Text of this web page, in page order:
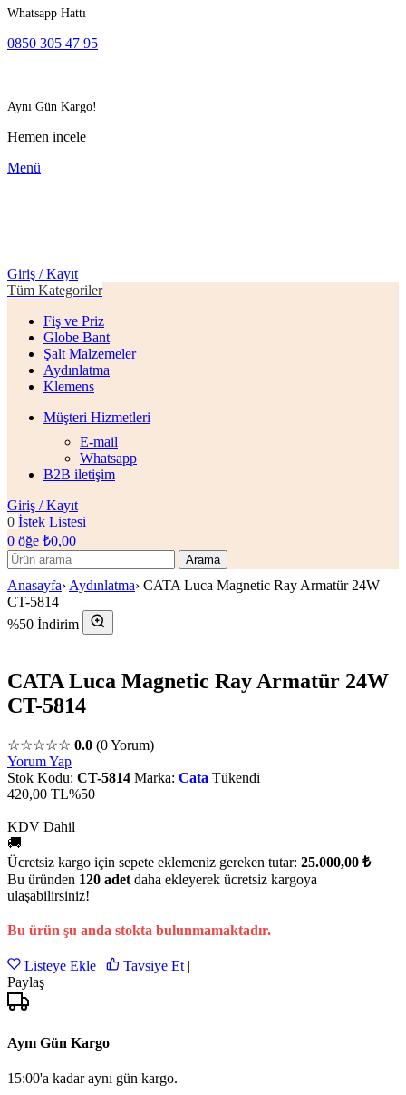
Whatsapp Hattı
0850 305 47 95
Aynı Gün Kargo!
Hemen incele
Menü
Giriş / Kayıt
Tüm Kategoriler
Fiş ve Priz
Globe Bant
Şalt Malzemeler
Aydınlatma
Klemens
Müşteri Hizmetleri
E-mail
Whatsapp
B2B iletişim
Giriş / Kayıt
0 İstek Listesi
0 öğe ₺0,00
Arama
Anasayfa› Aydınlatma› CATA Luca Magnetic Ray Armatür 24W
CT-5814
%50 İndirim
CATA Luca Magnetic Ray Armatür 24W
CT-5814
☆☆☆☆☆ 0.0 (0 Yorum)
Yorum Yap
Stok Kodu: CT-5814 Marka: Cata Tükendi
420,00 TL%50
KDV Dahil
🚚
Ücretsiz kargo için sepete eklemeniz gereken tutar: 25.000,00 ₺
Bu üründen 120 adet daha ekleyerek ücretsiz kargoya
ulaşabilirsiniz!
Bu ürün şu anda stokta bulunmamaktadır.
Listeye Ekle | Tavsiye Et |
Paylaş
Aynı Gün Kargo
15:00'a kadar aynı gün kargo.